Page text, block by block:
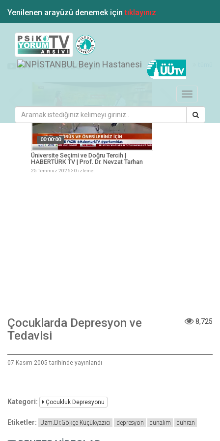
Yenilenen arayüzü denemek içintıklayınız
Toggle
navigation
EN YENİ VİDEOLAR
00:00:00
Üniversite Seçimi ve Doğru Tercih |
HABERTÜRK TV | Prof. Dr. Nevzat Tarhan
25 Temmuz 2026 0 izleme
Çocuklarda Depresyon ve
Tedavisi
8,725
07 Kasım 2005 tarihinde yayınlandı
Kategori: Çocukluk Depresyonu
Etiketler: Uzm.Dr.Gökçe Küçükyazıcı depresyon bunalım buhran